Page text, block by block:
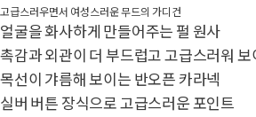
고급스러우면서 여성스러운 무드의 가디건
얼굴을 화사하게 만들어주는 펄 원사
촉감과 외관이 더 부드럽고 고급스러워 보
목선이 갸름해 보이는 반오픈 카라넥
실버 버튼 장식으로 고급스러운 포인트